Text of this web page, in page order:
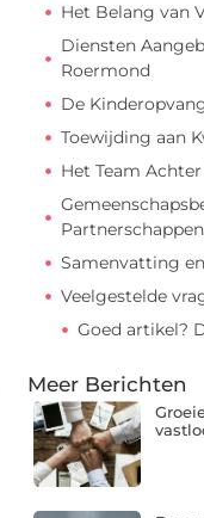
Het Belang van
Diensten
Roermond
De
Toewijding aan
Het Team
Partnerschappen
Samenvatting
Veelgestelde
Goed artikel?
Meer Berichten